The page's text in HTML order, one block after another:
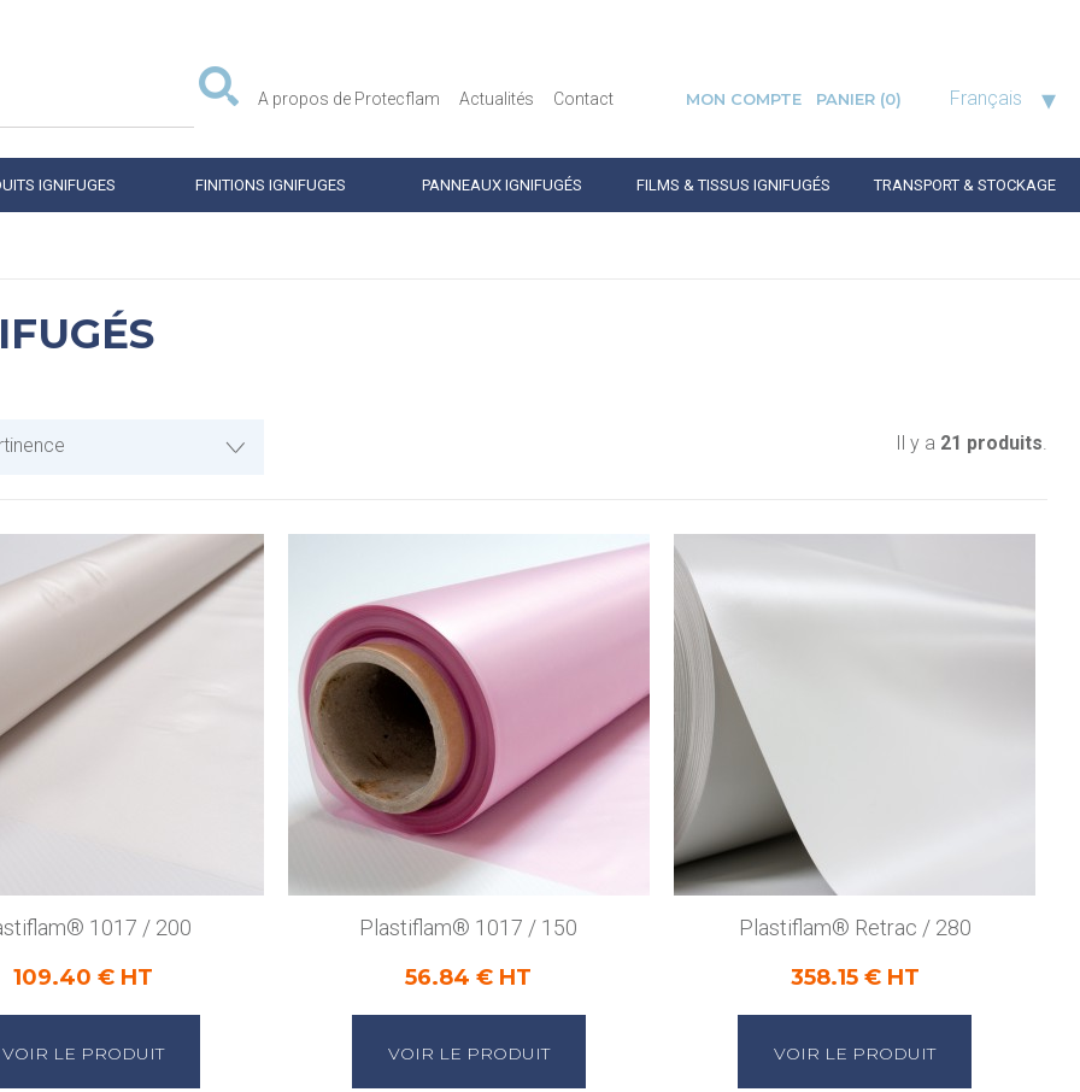
A propos de Protecflam Actualités Contact MON COMPTE PANIER (0) Français ▾
IGNIFUGES FINITIONS IGNIFUGES PANNEAUX IGNIFUGÉS FILMS & TISSUS IGNIFUGÉS TRANSPORT & STOCKAGE
Il y a 21 produits.
1017 / 200
109.40 € HT
VOIR LE PRODUIT
Plastiflam® 1017 / 150
56.84 € HT
VOIR LE PRODUIT
Plastiflam® Retrac / 280
358.15 € HT
VOIR LE PRODUIT